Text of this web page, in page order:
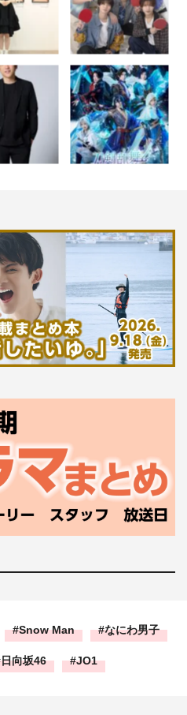
Snow Man なにわ男子
日向坂46 JO1